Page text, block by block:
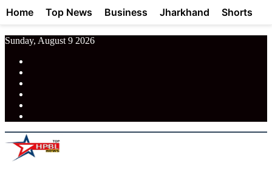
Sunday, August 9 2026
Home Top News Business Jharkhand Shorts